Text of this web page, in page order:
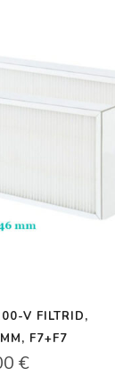
V FILTRID,
F7+F7
€PRAEGUNE